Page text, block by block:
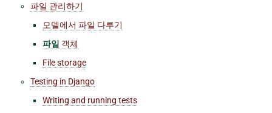
파일 관리하기
모델에서 파일 다루기
파일 객체
File storage
Testing in Django
Writing and running tests